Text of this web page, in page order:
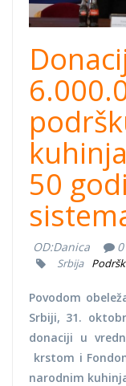
50
OD:Danica 0
Srbija
Povodom
Srbiji, 31.
donaciji u
krstom i
narodnim